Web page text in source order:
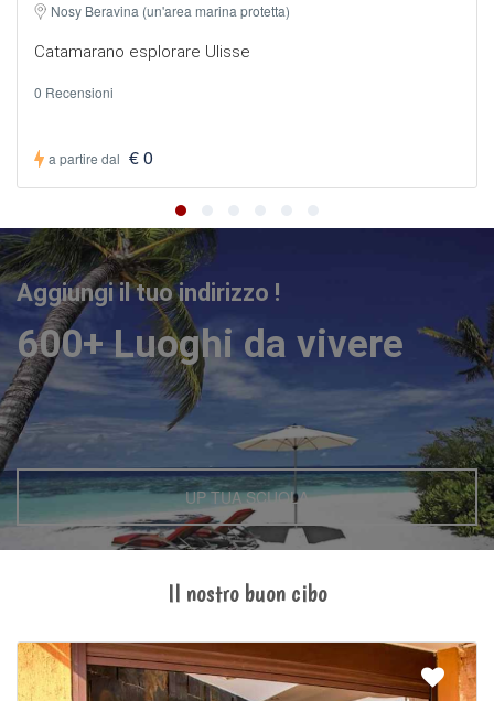
Nosy Beravina (un'area marina protetta)
Catamarano esplorare Ulisse
0 Recensioni
a partire dal € 0
Aggiungi il tuo indirizzo !
600+ Luoghi da vivere
UP TUA SCUOLA
Il nostro buon cibo